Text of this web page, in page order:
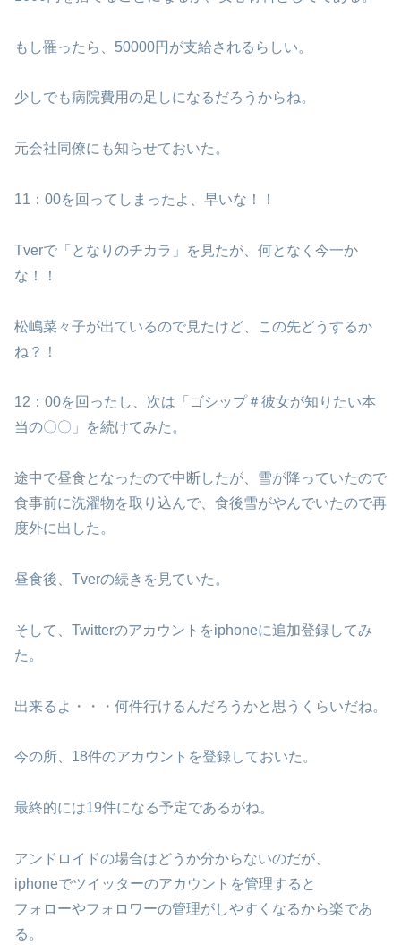
もし罹ったら、50000円が支給されるらしい。
少しでも病院費用の足しになるだろうからね。
元会社同僚にも知らせておいた。
11：00を回ってしまったよ、早いな！！
Tverで「となりのチカラ」を見たが、何となく今一か
な！！
松嶋菜々子が出ているので見たけど、この先どうするか
ね？！
12：00を回ったし、次は「ゴシップ＃彼女が知りたい本
当の〇〇」を続けてみた。
途中で昼食となったので中断したが、雪が降っていたので
食事前に洗濯物を取り込んで、食後雪がやんでいたので再
度外に出した。
昼食後、Tverの続きを見ていた。
そして、Twitterのアカウントをiphoneに追加登録してみ
た。
出来るよ・・・何件行けるんだろうかと思うくらいだね。
今の所、18件のアカウントを登録しておいた。
最終的には19件になる予定であるがね。
アンドロイドの場合はどうか分からないのだが、
iphoneでツイッターのアカウントを管理すると
フォローやフォロワーの管理がしやすくなるから楽であ
る。